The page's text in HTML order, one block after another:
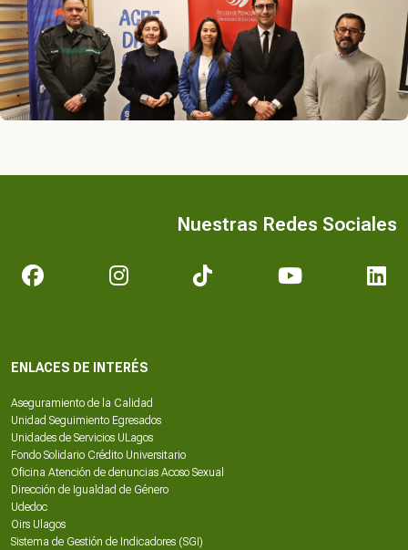
ENLACES DE INTERÉS
Aseguramiento de la Calidad
Unidad Seguimiento Egresados
Unidades de Servicios ULagos
Fondo Solidario Crédito Universitario
Oficina Atención de denuncias Acoso Sexual
Dirección de Igualdad de Género
Udedoc
Oirs Ulagos
Sistema de Gestión de Indicadores (SGI)
Nuestras Redes Sociales